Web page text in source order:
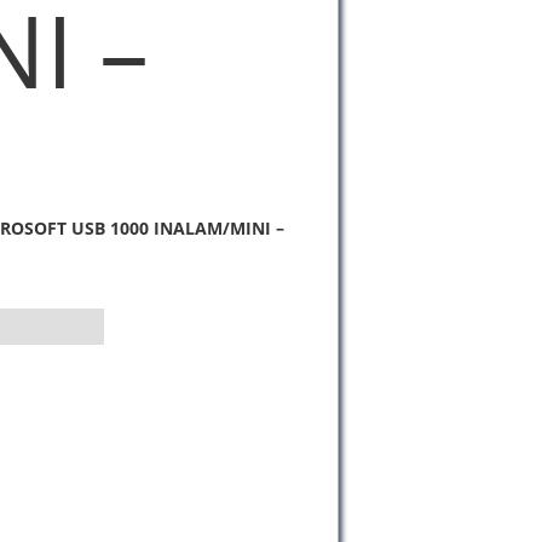
–
USB 1000 INALAM/MINI –